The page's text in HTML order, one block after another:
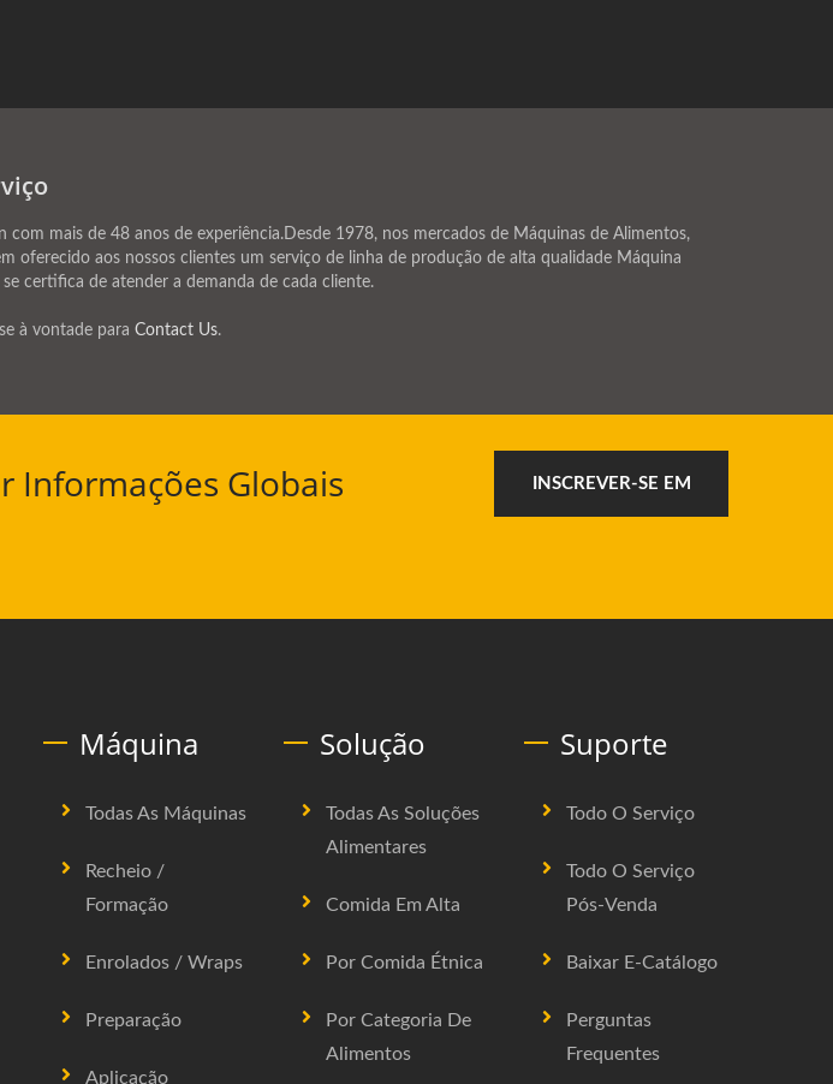
mais de 48 anos de experiência.Desde 1978, nos mercados de Máquinas de Alimentos,
aos nossos clientes um serviço de linha de produção de alta qualidade Máquina
certifica de atender a demanda de cada cliente.
à vontade para Contact Us.
Informações Globais
INSCREVER-SE EM
Máquina
Todas As Máquinas
Recheio /
Formação
Enrolados / Wraps
Preparação
Aplicação
Solução
Todas As Soluções
Alimentares
Comida Em Alta
Por Comida Étnica
Por Categoria De
Alimentos
Suporte
Todo O Serviço
Todo O Serviço
Pós-Venda
Baixar E-Catálogo
Perguntas
Frequentes